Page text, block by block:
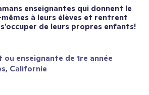
enseignantes qui donnent le
mêmes à leurs élèves et rentrent
de leurs propres enfants!
ou enseignante de 1re année
Californie